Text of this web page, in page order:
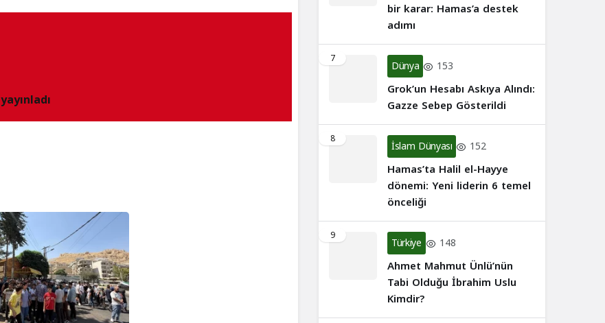
bir karar: Hamas’a destek
adımı
7 Dünya 153
Grok’un Hesabı Askıya Alındı:
Gazze Sebep Gösterildi
8 İslam Dünyası 152
Hamas’ta Halil el-Hayye
dönemi: Yeni liderin 6 temel
önceliği
9 Türkiye 148
Ahmet Mahmut Ünlü’nün
Tabi Olduğu İbrahim Uslu
Kimdir?